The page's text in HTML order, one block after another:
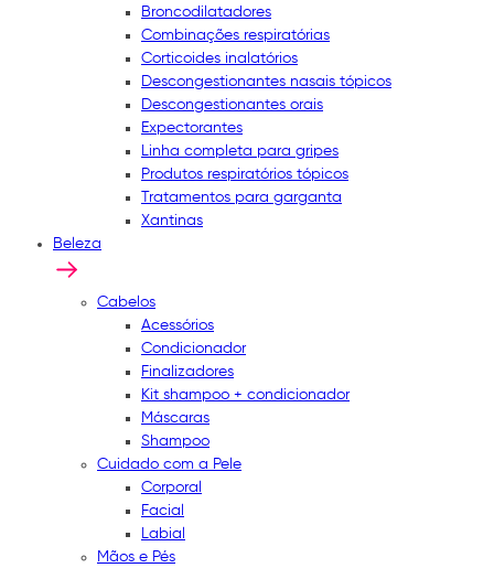
Broncodilatadores
Combinações respiratórias
Corticoides inalatórios
Descongestionantes nasais tópicos
Descongestionantes orais
Expectorantes
Linha completa para gripes
Produtos respiratórios tópicos
Tratamentos para garganta
Xantinas
Beleza
Cabelos
Acessórios
Condicionador
Finalizadores
Kit shampoo + condicionador
Máscaras
Shampoo
Cuidado com a Pele
Corporal
Facial
Labial
Mãos e Pés